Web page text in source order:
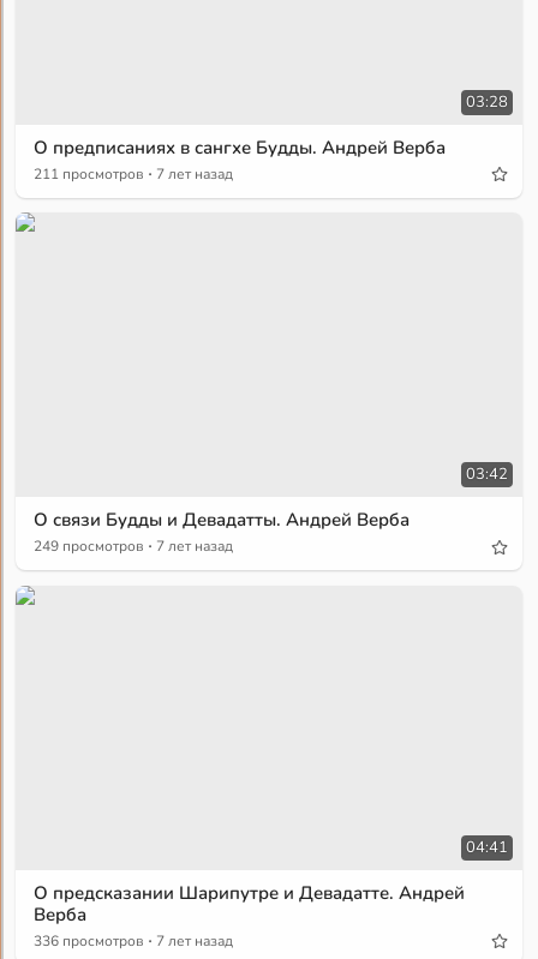
03:28
О предписаниях в сангхе Будды. Андрей Верба
211 просмотров · 7 лет назад
03:42
О связи Будды и Девадатты. Андрей Верба
249 просмотров · 7 лет назад
04:41
О предсказании Шарипутре и Девадатте. Андрей
Верба
336 просмотров · 7 лет назад